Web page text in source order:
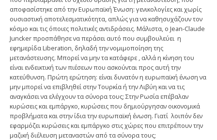
αποφασίστηκε από την Ευρωπαϊκή Ένωση: γενικολογίες και χωρίς
ουσιαστική αποτελεσματικότητα, απλώς για να καθησυχάζουν τον
κόσμο και τις όποιες πολιτικές αντιδράσεις. Μάλιστα, ο Jean-Claude
Juncker προσπάθησε να περάσει αυτό που συμβουλεύει η
εφημερίδα Liberation, δηλαδή την νομιμοποίηση της
μετανάστευσης. Μπορεί να μην τα κατάφερε , αλλά η κίνηση του
είναι ενδεικτική των πιέσεων που ασκούνται προς αυτή την
κατεύθυνση. Πρώτη ερώτηση: είναι δυνατόν η ευρωπαϊκή ένωση να
μην μπορεί να επιβληθεί στην Τουρκία ή την Λιβύη και να τις
αναγκάσει να ελέγχουν τα σύνορα τους; Στην Ρωσία επέβαλαν
κυρώσεις και εμπάργκο, κυρώσεις που δημιούργησαν οικονομικά
προβλήματα και στην ίδια την ευρωπαϊκή ένωση. Γιατί λοιπόν δεν
εφαρμόζει κυρώσεις και εμπάργκο στις χώρες που επιτρέπουν την
μαζική διέλευση μεταναστών από τα σύνορα τους;